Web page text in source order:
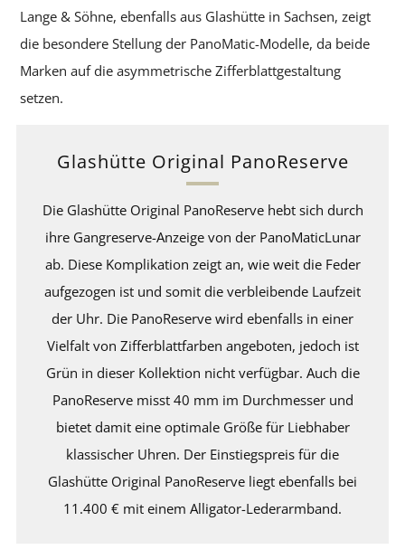
Lange & Söhne, ebenfalls aus Glashütte in Sachsen, zeigt
die besondere Stellung der PanoMatic-Modelle, da beide
Marken auf die asymmetrische Zifferblattgestaltung
setzen.
Glashütte Original PanoReserve
Die Glashütte Original PanoReserve hebt sich durch
ihre Gangreserve-Anzeige von der PanoMaticLunar
ab. Diese Komplikation zeigt an, wie weit die Feder
aufgezogen ist und somit die verbleibende Laufzeit
der Uhr. Die PanoReserve wird ebenfalls in einer
Vielfalt von Zifferblattfarben angeboten, jedoch ist
Grün in dieser Kollektion nicht verfügbar. Auch die
PanoReserve misst 40 mm im Durchmesser und
bietet damit eine optimale Größe für Liebhaber
klassischer Uhren. Der Einstiegspreis für die
Glashütte Original PanoReserve liegt ebenfalls bei
11.400 € mit einem Alligator-Lederarmband.